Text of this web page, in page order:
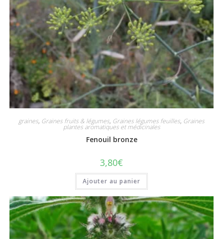
graines, Graines fruits & légumes, Graines légumes feuilles, Graines
plantes aromatiques et médicinales
Fenouil bronze
3,80€
Ajouter au panier